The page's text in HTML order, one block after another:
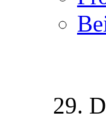
29.